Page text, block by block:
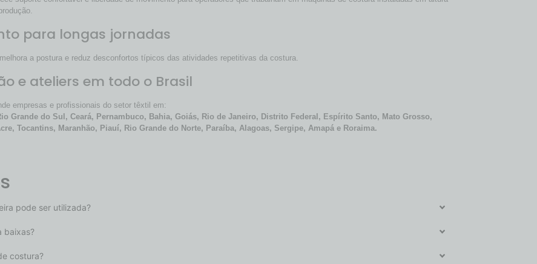
para longas jornadas
a postura e reduz desconfortos típicos das atividades repetitivas da costura.
e ateliers em todo o Brasil
empresas e profissionais do setor têxtil em:
Grande do Sul, Ceará, Pernambuco, Bahia, Goiás, Rio de Janeiro, Distrito Federal, Espírito Santo, Mato Grosso,
Tocantins, Maranhão, Piauí, Rio Grande do Norte, Paraíba, Alagoas, Sergipe, Amapá e Roraima.
pode ser utilizada?
baixas?
costura?